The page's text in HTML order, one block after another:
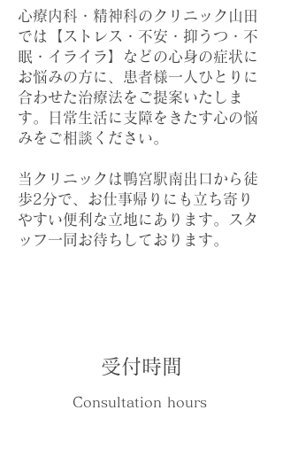
心療内科・精神科のクリニック山田
では【ストレス・不安・抑うつ・不
眠・イライラ】などの心身の症状に
お悩みの方に、患者様一人ひとりに
合わせた治療法をご提案いたしま
す。日常生活に支障をきたす心の悩
みをご相談ください。
当クリニックは鴨宮駅南出口から徒
歩2分で、お仕事帰りにも立ち寄り
やすい便利な立地にあります。スタ
ッフ一同お待ちしております。
受付時間
Consultation hours